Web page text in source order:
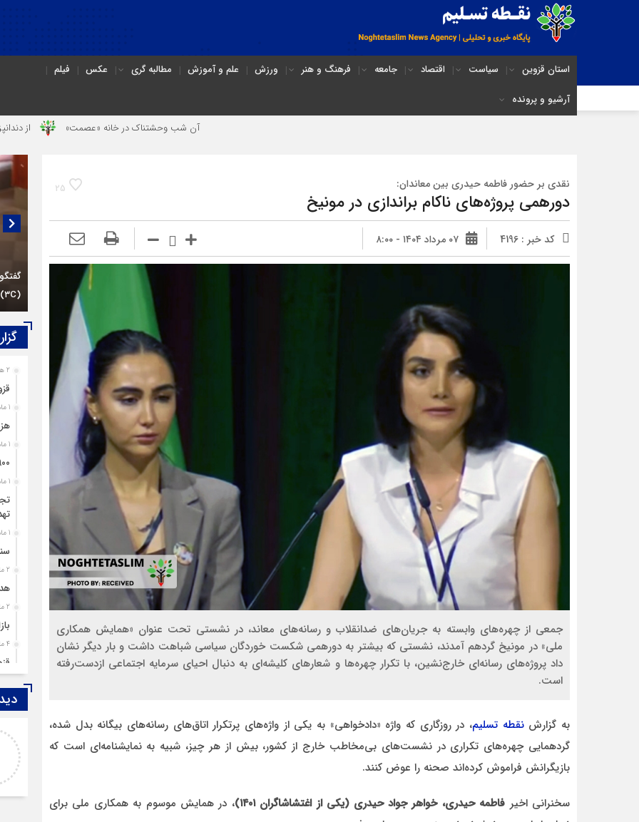
استان قزوین سیاست اقتصاد جامعه فرهنگ و هنر ورزش علم و آموزش مطالبه گری عکس
فیلم
آرشیو و پرونده
آن شب وحشتناک در خانه «عصمت» از دندانپزشک قاتل تا قاتل‌ شدن
25 نقدی بر حضور فاطمه حیدری بین معاندان:
دورهمی پروژه‌های ناکام براندازی در مونیخ
کد خبر : 4196 ۰۷ مرداد ۱۴۰۴ - ۸:۰۰
جمعی از چهره‌های وابسته به جریان‌های ضدانقلاب و رسانه‌های معاند، در نشستی تحت عنوان «همایش همکاری
ملی» در مونیخ گردهم آمدند، نشستی که بیشتر به دورهمی شکست‌ خوردگان سیاسی شباهت داشت و بار دیگر نشان
داد پروژه‌های رسانه‌ای خارج‌نشین، با تکرار چهره‌ها و شعارهای کلیشه‌ای به دنبال احیای سرمایه اجتماعی ازدست‌رفته
است.
به گزارشنقطه تسلیم، در روزگاری که واژه «دادخواهی» به یکی از واژه‌های پرتکرار اتاق‌های رسانه‌های بیگانه بدل شده،
گردهمایی چهره‌های تکراری در نشست‌های بی‌مخاطب خارج از کشور، بیش از هر چیز، شبیه به نمایشنامه‌ای است که
بازیگرانش فراموش کرده‌اند صحنه را عوض کنند.
سخنرانی اخیر فاطمه حیدری، خواهر جواد حیدری (یکی از اغتشاشاگران ۱۴۰۱)
، در همایش موسوم به همکاری ملی برای
(۳C)
2 هفته قبل
1 ماه قبل
1 ماه قبل
۹۰۰ پرونده برای
1 ماه قبل
1 ماه قبل
2 ماه قبل
2 ماه قبل
4 ماه قبل
قزوین ۱۴۰۴،
اصغر
خدا لعنتشون کنه که فقط نکات منفی ما رو نمایش
احمد
روحشان شاد. دقیقا مشکل کشور ما این اس که به
موضوع مدیر و مدیریت اهمیت داده نمیشود.